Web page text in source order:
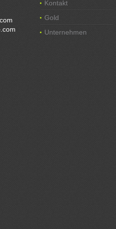
Kontakt
Gold
Unternehmen